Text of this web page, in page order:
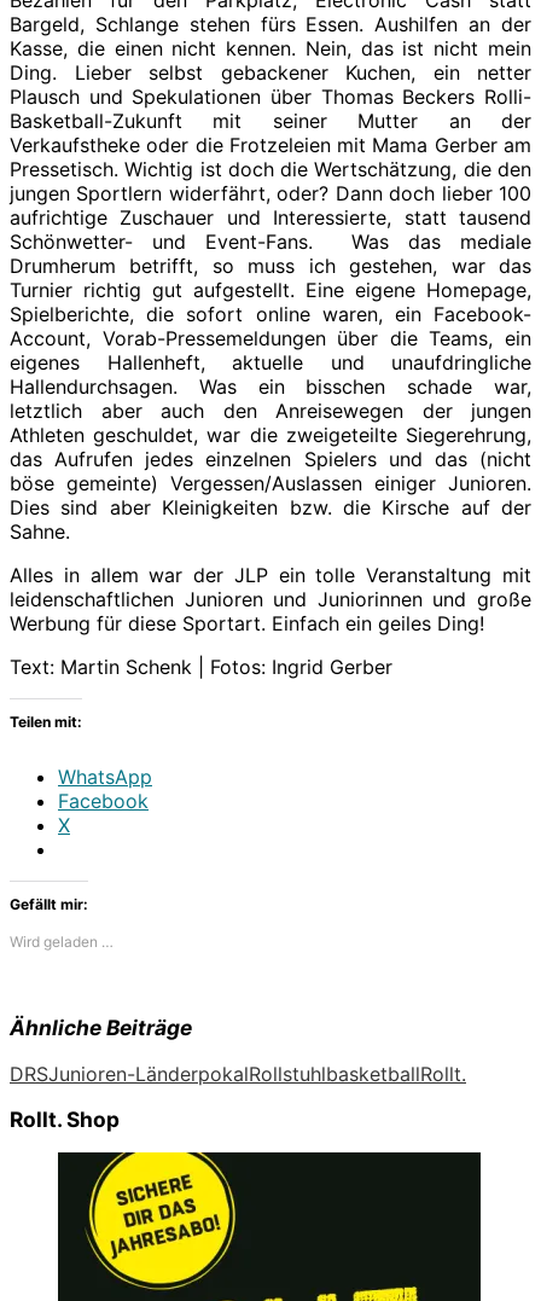
Bargeld, Schlange stehen fürs Essen. Aushilfen an der
Kasse, die einen nicht kennen. Nein, das ist nicht mein
Ding. Lieber selbst gebackener Kuchen, ein netter
Plausch und Spekulationen über Thomas Beckers Rolli-
Basketball-Zukunft mit seiner Mutter an der
Verkaufstheke oder die Frotzeleien mit Mama Gerber am
Pressetisch. Wichtig ist doch die Wertschätzung, die den
jungen Sportlern widerfährt, oder? Dann doch lieber 100
aufrichtige Zuschauer und Interessierte, statt tausend
Schönwetter- und Event-Fans. Was das mediale
Drumherum betrifft, so muss ich gestehen, war das
Turnier richtig gut aufgestellt. Eine eigene Homepage,
Spielberichte, die sofort online waren, ein Facebook-
Account, Vorab-Pressemeldungen über die Teams, ein
eigenes Hallenheft, aktuelle und unaufdringliche
Hallendurchsagen. Was ein bisschen schade war,
letztlich aber auch den Anreisewegen der jungen
Athleten geschuldet, war die zweigeteilte Siegerehrung,
das Aufrufen jedes einzelnen Spielers und das (nicht
böse gemeinte) Vergessen/Auslassen einiger Junioren.
Dies sind aber Kleinigkeiten bzw. die Kirsche auf der
Sahne.
Alles in allem war der JLP ein tolle Veranstaltung mit
leidenschaftlichen Junioren und Juniorinnen und große
Werbung für diese Sportart. Einfach ein geiles Ding!
Text: Martin Schenk | Fotos: Ingrid Gerber
Teilen mit:
WhatsApp
Facebook
X
Gefällt mir:
Wird geladen …
Ähnliche Beiträge
DRSJunioren-LänderpokalRollstuhlbasketballRollt.
Rollt. Shop